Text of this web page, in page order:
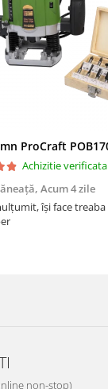
Achizitie verificata
Acum 4 zile
treaba Raport calitate
non-stop)